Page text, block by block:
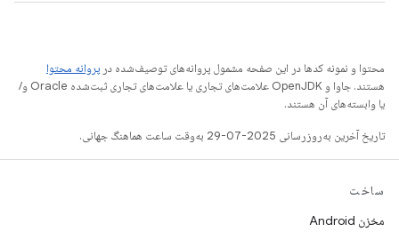
محتوا و نمونه کدها در این صفحه مشمول پروانه‌های توصیف‌شده در پروانه محتوا
هستند. جاوا و OpenJDK علامت‌های تجاری یا علامت‌های تجاری ثبت‌شده Oracle و/
یا وابسته‌های آن هستند.
تاریخ آخرین به‌روزرسانی 2025-07-29 به‌وقت ساعت هماهنگ جهانی.
ساخت
مخزن Android